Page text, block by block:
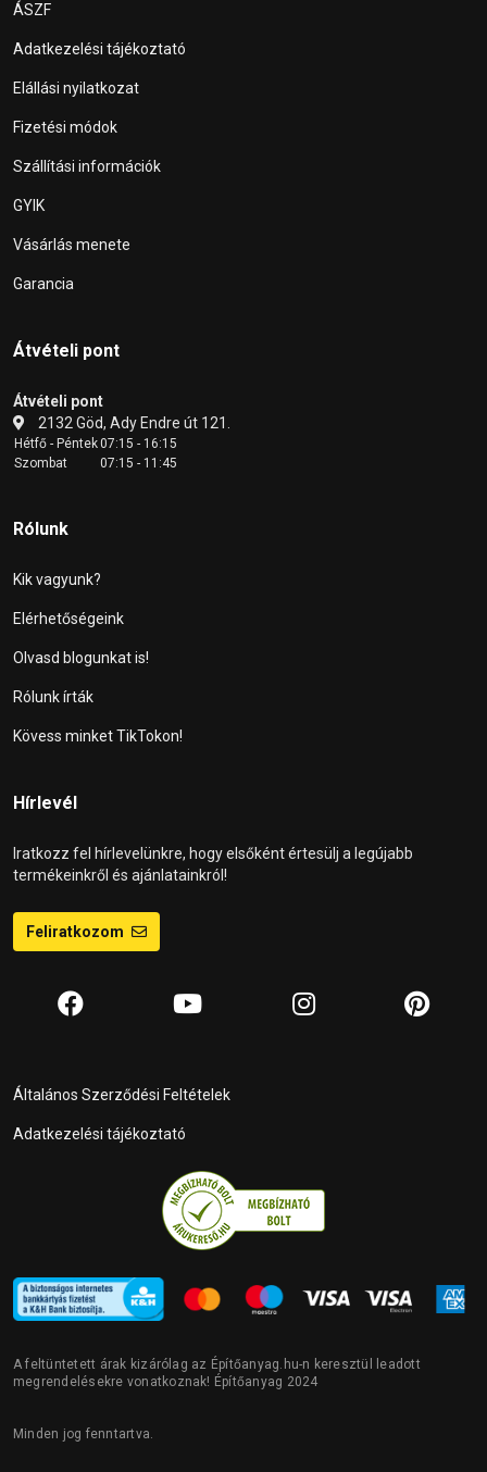
ÁSZF
Adatkezelési tájékoztató
Elállási nyilatkozat
Fizetési módok
Szállítási információk
GYIK
Vásárlás menete
Garancia
Átvételi pont
Átvételi pont
2132 Göd, Ady Endre út 121.
Hétfő - Péntek07:15 - 16:15
Szombat
07:15 - 11:45
Rólunk
Kik vagyunk?
Elérhetőségeink
Olvasd blogunkat is!
Rólunk írták
Kövess minket TikTokon!
Hírlevél
Iratkozz fel hírlevelünkre, hogy elsőként értesülj a legújabb
termékeinkről és ajánlatainkról!
Feliratkozom
Általános Szerződési Feltételek
Adatkezelési tájékoztató
A feltüntetett árak kizárólag az Építőanyag.hu-n keresztül leadott
megrendelésekre vonatkoznak! Építőanyag 2024
Minden jog fenntartva.